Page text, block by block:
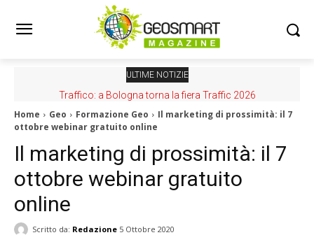
ULTIME NOTIZIE
Traffico: a Bologna torna la fiera Traffic 2026
Home Geo Formazione Geo
Il marketing di prossimità: il 7
ottobre webinar gratuito online
Il marketing di prossimità: il 7
ottobre webinar gratuito
online
Scritto da: Redazione 5 Ottobre 2020